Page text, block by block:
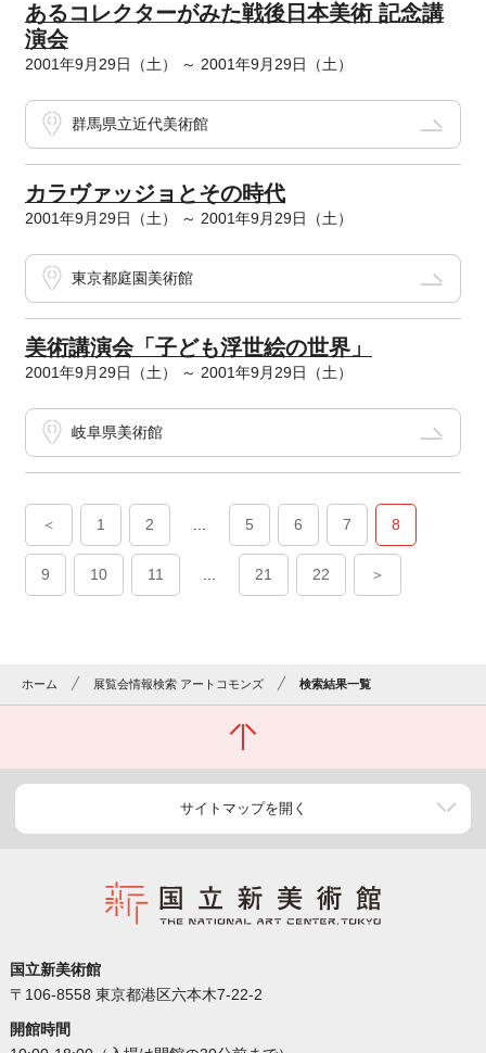
あるコレクターがみた戦後日本美術 記念講
演会
2001年9月29日（土） ～ 2001年9月29日（土）
群馬県立近代美術館
カラヴァッジョとその時代
2001年9月29日（土） ～ 2001年9月29日（土）
東京都庭園美術館
美術講演会「子ども浮世絵の世界」
2001年9月29日（土） ～ 2001年9月29日（土）
岐阜県美術館
＜ 1 2 5 6 7 8
9 10 11 21 22 ＞
ホーム 展覧会情報検索 アートコモンズ 検索結果一覧
サイトマップを開く
国立新美術館
〒106-8558 東京都港区六本木7-22-2
開館時間